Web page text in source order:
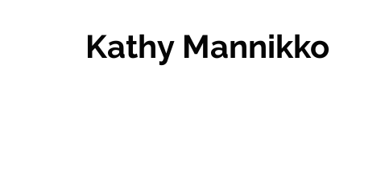
Kathy Mannikko